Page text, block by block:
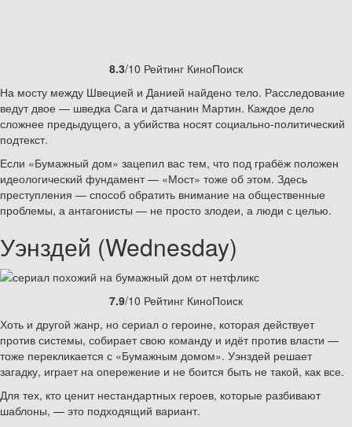
8.3/10 Рейтинг КиноПоиск
На мосту между Швецией и Данией найдено тело. Расследование
ведут двое — шведка Сага и датчанин Мартин. Каждое дело
сложнее предыдущего, а убийства носят социально-политический
подтекст.
Если «Бумажный дом» зацепил вас тем, что под грабёж положен
идеологический фундамент — «Мост» тоже об этом. Здесь
преступления — способ обратить внимание на общественные
проблемы, а антагонисты — не просто злодеи, а люди с целью.
Уэнздей (Wednesday)
7.9/10 Рейтинг КиноПоиск
Хоть и другой жанр, но сериал о героине, которая действует
против системы, собирает свою команду и идёт против власти —
тоже перекликается с «Бумажным домом». Уэнздей решает
загадку, играет на опережение и не боится быть не такой, как все.
Для тех, кто ценит нестандартных героев, которые разбивают
шаблоны, — это подходящий вариант.